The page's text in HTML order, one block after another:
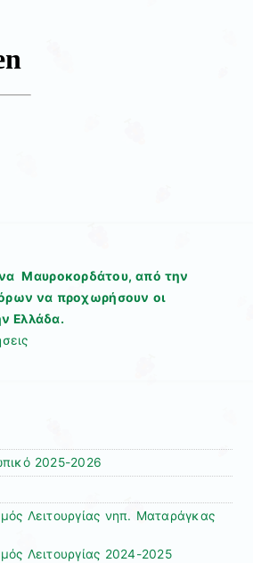
 Μαυροκορδάτου, από την
να προχωρήσουν οι
Ελλάδα.
2025-2026
Λειτουργίας νηπ. Ματαράγκας
Λειτουργίας 2024-2025